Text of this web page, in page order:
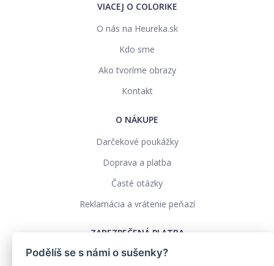
VIACEJ O COLORIKE
O nás na Heureka.sk
Kdo sme
Ako tvoríme obrazy
Kontakt
O NÁKUPE
Darčekové poukážky
Doprava a platba
Časté otázky
Reklamácia a vrátenie peňazí
ZABEZPEČENÁ PLATBA
Podělíš se s námi o sušenky?